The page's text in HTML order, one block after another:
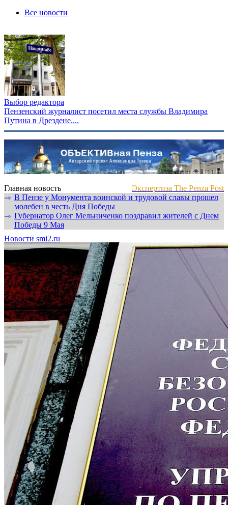
Все новости
Выбор редактора
Пензенский журналист посетил места службы Владимира
Путина в Дрездене....
Главная новость
Экспертиза The Penza Post
⇾ В Пензе у Монумента воинской и трудовой славы прошел
молебен в честь Дня Победы
⇾ Губернатор Олег Мельниченко поздравил жителей с Днем
Победы 9 Мая
Новости smi2.ru